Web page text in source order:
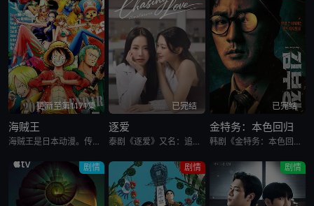
更新至第1171集
海贼王
海贼王是日本动漫。传奇海盗哥尔•D•罗杰在临死前曾留下关于其毕生的财富“OnePiece”的消息，由此引得群雄并起，众海盗们为了这笔传说中的巨额财富展开争夺，各种势力、政权不断交替，整个世界进入了动荡混乱的“大海贼
已完结
逐爱
泰剧《逐爱》又名：追逐爱情,Chasing Love,พี่เองก็ลำบาก，讲述了：美食研究员 Song 与一位神秘女子约定了一夜情，严格的前提是：不涉及感情。然而对方违背了约定，要求建立情感关
已完结
金特务：本色回归
韩剧《金特务：本色回归》又名金部长,Agent Kim,김부장,金特务：本色回归，剧中主角金科长由苏志燮饰演。在剧中，金科长是敏智的父亲，也是一名朝鲜间谍。他被派去执行无数特别任务，包括17次朝鲜任务
剧情 剧情 剧情